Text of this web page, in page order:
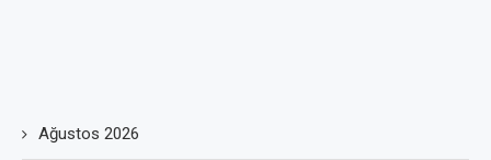
Ağustos 2026